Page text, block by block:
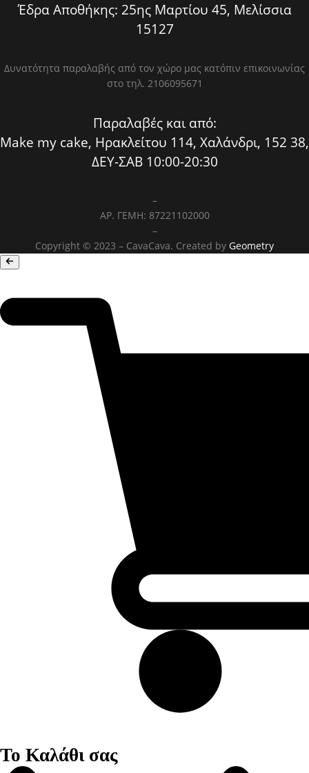
Έδρα Αποθήκης: 25ης Μαρτίου 45, Μελίσσια
15127
Δυνατότητα παραλαβής από τον χώρο μας κατόπιν επικοινωνίας
στο τηλ. 2106095671
Παραλαβές και από:
Make my cake, Ηρακλείτου 114, Χαλάνδρι, 152 38,
ΔΕΥ-ΣΑΒ 10:00-20:30
–
ΑΡ. ΓΕΜΗ: 87221102000
–
Copyright © 2023 – CavaCava. Created by Geometry
Το Καλάθι σας